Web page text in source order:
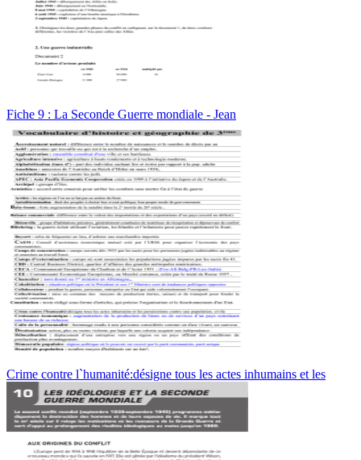
Fiche 9 : La Seconde Guerre mondiale - Jean
Crime contre l`humanité:désigne tous les actes inhumains et les